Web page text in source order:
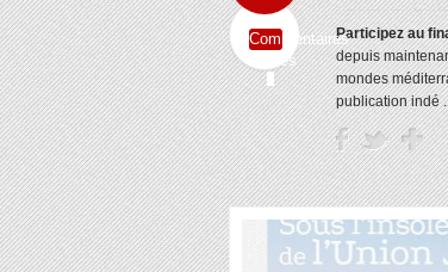
Commentaires
fermés
Participez au
depuis
mondes
publication indé